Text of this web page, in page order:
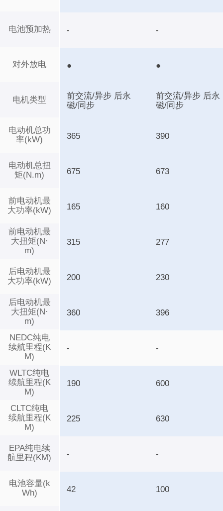
电池预加热
对外放电
电机类型
电动机总功
率(kW)
电动机总扭
矩(N.m)
前电动机最
大功率(kW)
前电动机最
大扭矩(N·
m)
后电动机最
大功率(kW)
后电动机最
大扭矩(N·
m)
NEDC纯电
续航里程(K
M)
WLTC纯电
续航里程(K
M)
CLTC纯电
续航里程(K
M)
EPA纯电续
航里程(KM)
电池容量(k
Wh)
- -
● ●
前交流/异步 后永
磁/同步
前交流/异步 后永
磁/同步
365 390
675 673
165 160
315 277
200 230
360 396
- -
190 600
225 630
- -
42 100